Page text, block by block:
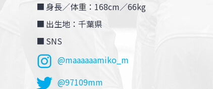
身長／体重：168cm／66kg
出生地：千葉県
SNS
@maaaaaamiko_m
@97109mm